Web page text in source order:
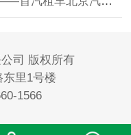
司 版权所有
里1号楼
1566